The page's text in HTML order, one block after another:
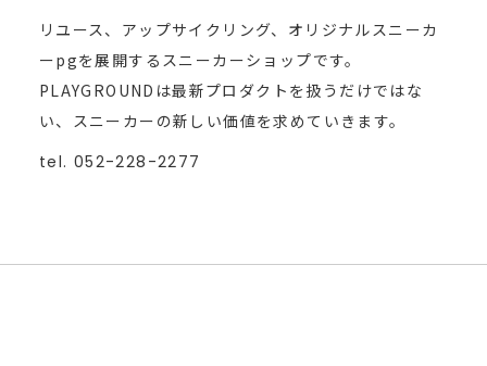
リユース、アップサイクリング、オリジナルスニーカ
ーpgを展開するスニーカーショップです。
PLAYGROUNDは最新プロダクトを扱うだけではな
い、スニーカーの新しい価値を求めていきます。
tel. 052-228-2277